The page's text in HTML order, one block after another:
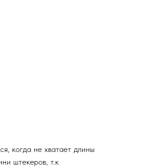
когда не хватает длины
штекеров, т.к